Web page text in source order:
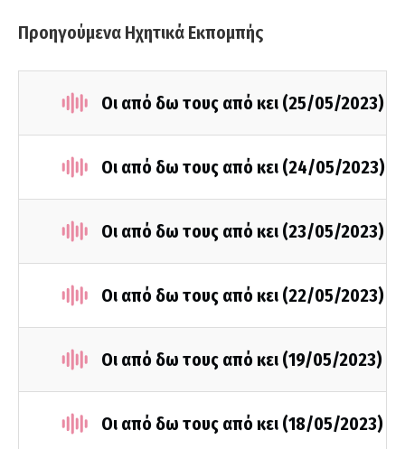
Προηγούμενα Ηχητικά Εκπομπής
Οι από δω τους από κει (25/05/2023)
Οι από δω τους από κει (24/05/2023)
Οι από δω τους από κει (23/05/2023)
Οι από δω τους από κει (22/05/2023)
Οι από δω τους από κει (19/05/2023)
Οι από δω τους από κει (18/05/2023)